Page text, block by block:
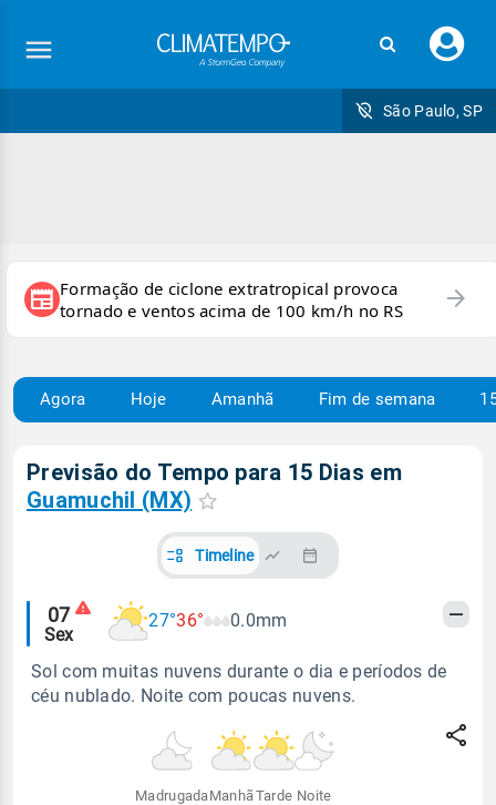
seu
São Paulo, SP
newspaper Formação de ciclone extratropical provoca
tornado e ventos acima de 100 km/h no RS
arrow_forward
Agora Hoje Amanhã Fim de semana
Previsão do Tempo para 15 Dias em
Guamuchil (MX)
Timeline
Alertas
meteorológicos
07
Sex
27°36° 0.0mm
Sol com muitas nuvens durante o dia e períodos de
céu nublado. Noite com poucas nuvens.
Madrugada Manhã Tarde Noite